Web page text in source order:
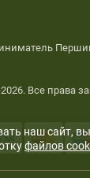
2026. Все права
наш сайт,
файлов